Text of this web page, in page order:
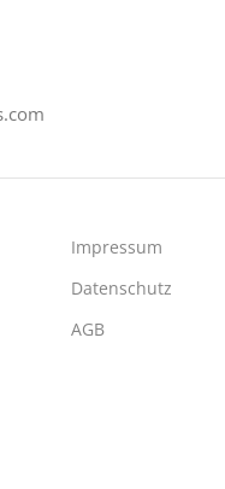
Impressum
Datenschutz
AGB